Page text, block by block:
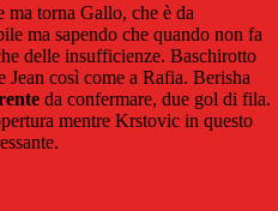
ma torna Gallo, che è da
ma sapendo che quando non fa
delle insufficienze. Baschirotto
così come a Rafia. Berisha
da confermare, due gol di fila.
mentre Krstovic in questo